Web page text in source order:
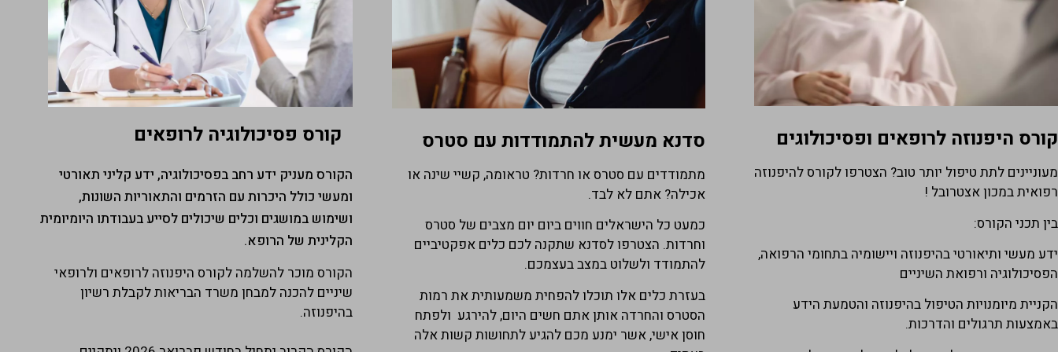
קורס היפנוזה לרופאים ופסיכולוגים
מעוניינים לתת טיפול יותר טוב? הצטרפו לקורס להיפנוזה
רפואיתבמכון אצטרובל !
בין תכני הקורס:
ידע מעשי ותיאורטי בהיפנוזה ויישומיה בתחומי הרפואה,
הפסיכולוגיה ורפואת השיניים
הקניית מיומנויות הטיפול בהיפנוזה והטמעת הידע
באמצעות תרגולים והדרכות.
סדנא מעשית להתמודדות עם סטרס
מתמודדים עם סטרס או חרדות? טראומה, קשיי שינה או
אכילה? אתם לא לבד.
כמעט כל הישראלים חווים ביום יום מצבים של סטרס
וחרדות. הצטרפו לסדנא שתקנה לכם כלים אפקטיביים
להתמודד ולשלוט במצב בעצמכם.
בעזרת כלים אלו תוכלו להפחית משמעותית את רמות
הסטרס והחרדה אותן אתם חשים היום, להירגע ולפתח
חוסן אישי, אשר ימנע מכם להגיע לתחושות קשות אלה
קורס פסיכולוגיה לרופאים
הקורס מעניק ידע רחב בפסיכולוגיה, ידע קליני תאורטי
ומעשי כולל היכרות עם הזרמים והתאוריות השונות,
ושימוש במושגים וכלים שיכולים לסייע בעבודתו היומיומית
הקלינית של הרופא.
הקורס מוכר להשלמה לקורס היפנוזה לרופאים ולרופאי
שיניים להכנה למבחן משרד הבריאות לקבלת רשיון
בהיפנוזה.